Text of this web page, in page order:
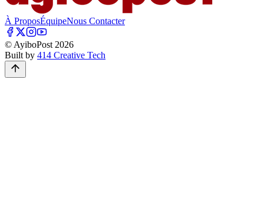
À ProposÉquipeNous Contacter
© AyiboPost 2026
Built by 414 Creative Tech